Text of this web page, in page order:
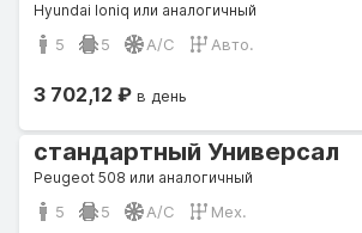
Hyundai Ioniq или аналогичный
5 5 A/C Авто.
3 702,12 ₽ в день
стандартный Универсал
Peugeot 508 или аналогичный
5 5 A/C Мех.